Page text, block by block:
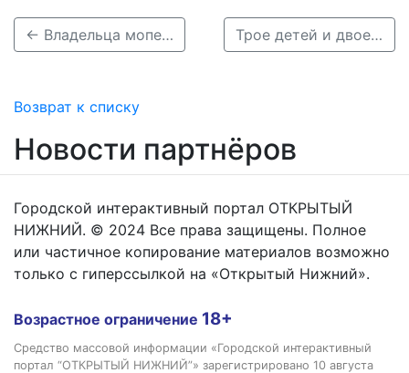
← Владельца мопеда накажут после ДТП со школьниками в Вадском районе Трое детей и двое взрослых пострадали в ДТП в Кстовском районе 10 апреля →
Возврат к списку
Новости партнёров
Городской интерактивный портал ОТКРЫТЫЙ
НИЖНИЙ. © 2024 Все права защищены. Полное
или частичное копирование материалов возможно
только с гиперссылкой на «Открытый Нижний».
Возрастное ограничение 18+
Средство массовой информации «Городской интерактивный
портал “ОТКРЫТЫЙ НИЖНИЙ”» зарегистрировано 10 августа